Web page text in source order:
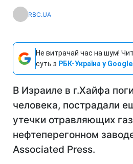
RBC.UA
Не витрачай час на шум!
суть з РБК-Україна у Google
В Израиле в г.Хайфа
человека, пострадали
утечки отравляющих
нефтеперегонном
Associated Press.